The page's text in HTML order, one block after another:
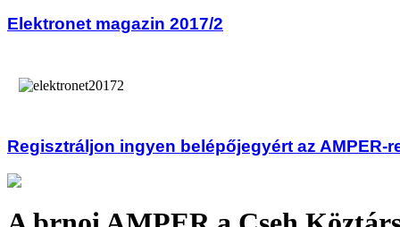
Elektronet magazin 2017/2
Regisztráljon ingyen belépőjegyért az AMPER-